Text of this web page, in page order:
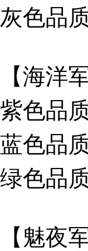
灰色品
【海洋
紫色品
蓝色品
绿色品
【魅夜